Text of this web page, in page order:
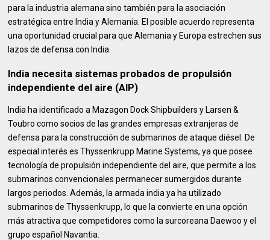
para la industria alemana sino también para la asociación
estratégica entre India y Alemania. El posible acuerdo representa
una oportunidad crucial para que Alemania y Europa estrechen sus
lazos de defensa con India.
India necesita sistemas probados de propulsión
independiente del aire (AIP)
India ha identificado a Mazagon Dock Shipbuilders y Larsen &
Toubro como socios de las grandes empresas extranjeras de
defensa para la construcción de submarinos de ataque diésel. De
especial interés es Thyssenkrupp Marine Systems, ya que posee
tecnología de propulsión independiente del aire, que permite a los
submarinos convencionales permanecer sumergidos durante
largos periodos. Además, la armada india ya ha utilizado
submarinos de Thyssenkrupp, lo que la convierte en una opción
más atractiva que competidores como la surcoreana Daewoo y el
grupo español Navantia.